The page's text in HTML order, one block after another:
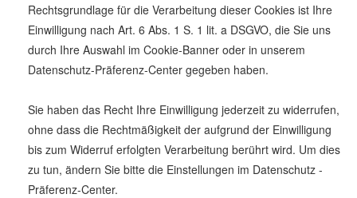
Rechtsgrundlage für die Verarbeitung dieser Cookies ist Ihre
Einwilligung nach Art. 6 Abs. 1 S. 1 lit. a DSGVO, die Sie uns
durch Ihre Auswahl im Cookie-Banner oder in unserem
Datenschutz-Präferenz-Center gegeben haben.
Sie haben das Recht Ihre Einwilligung jederzeit zu widerrufen,
ohne dass die Rechtmäßigkeit der aufgrund der Einwilligung
bis zum Widerruf erfolgten Verarbeitung berührt wird. Um dies
zu tun, ändern Sie bitte die Einstellungen im Datenschutz -
Präferenz-Center.